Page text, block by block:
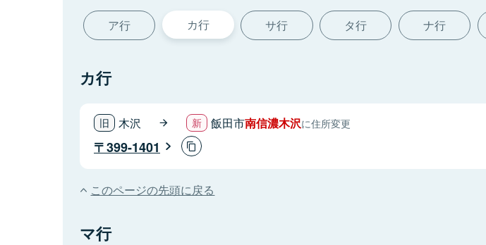
ア行 カ行 サ行 タ行 ナ行
カ行
木沢 飯田市南信濃木沢に住所変更
399-1401
このページの先頭に戻る
マ行